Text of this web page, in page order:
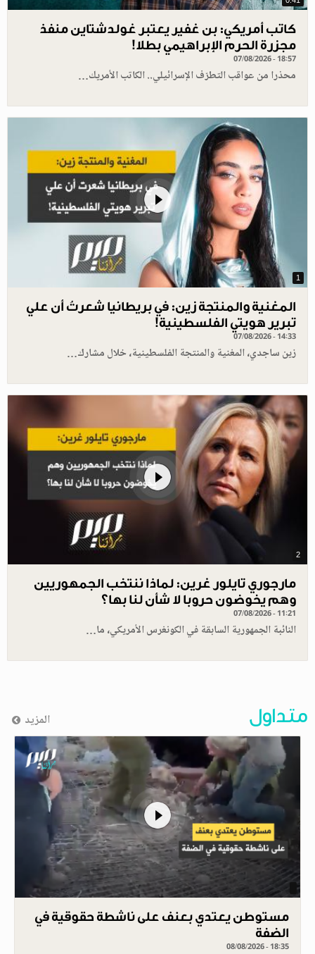
كاتب أمريكي: بن غفير يعتبر غولدشتاين منفذ
مجزرة الحرم الإبراهيمي بطلا!
07/08/2026 - 18:57
محذرا من عواقب التطرّف الإسرائيلي.. الكاتب الأمريك…
1
المغنية والمنتجة زين: في بريطانيا شعرتُ أن علي
تبرير هويتي الفلسطينية!
07/08/2026 - 14:33
زين ساجدي، المغنية والمنتجة الفلسطينية، خلال مشارك…
2
مارجوري تايلور غرين: لماذا ننتخب الجمهوريين
وهم يخوضون حروبا لا شأن لنا بها؟
07/08/2026 - 11:21
النائبة الجمهورية السابقة في الكونغرس الأمريكي، ما…
متداول المزيد
مستوطن يعتدي بعنف على ناشطة حقوقية في
الضفة
08/08/2026 - 18:35